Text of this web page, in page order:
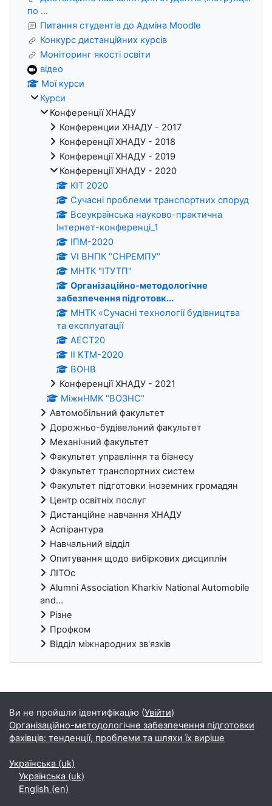
по ...
Питання студентів до Адміна Moodle
Конкурс дистанційних курсів
Моніторинг якості освіти
відео
Мої курси
Курси
Конференції ХНАДУ
Конференции ХНАДУ - 2017
Конференції ХНАДУ - 2018
Конференції ХНАДУ - 2019
Конференції ХНАДУ - 2020
КІТ 2020
Сучасні проблеми транспортних споруд
Всеукраїнська науково-практична
Інтернет-конференці_1
ІПМ-2020
VІ ВНПК "СНРЕМПУ"
МНТК "ІТУТП"
Організаційно-методологічне
забезпечення підготовк...
МНТК «Сучасні технології будівництва
та експлуатації
АЕСТ20
II KTM-2020
ВОНВ
Конференції ХНАДУ - 2021
МіжнНМК "ВОЗНС"
Автомобільний факультет
Дорожньо-будівельний факультет
Механічний факультет
Факультет управління та бізнесу
Факультет транспортних систем
Факультет підготовки іноземних громадян
Центр освітніх послуг
Дистанційне навчання ХНАДУ
Аспірантура
Навчальний відділ
Опитування щодо вибіркових дисциплін
ЛІТОс
Alumni Association Kharkiv National Automobile
and...
Різне
Профком
Відділ міжнародних зв'язків
Блоки
Ви не пройшли ідентифікацію (Увійти)
Організаційно-методологічне забезпечення підготовки
фахівців: тенденції, проблеми та шляхи їх виріше
Українська ‎(uk)‎
Українська ‎(uk)‎
English ‎(en)‎